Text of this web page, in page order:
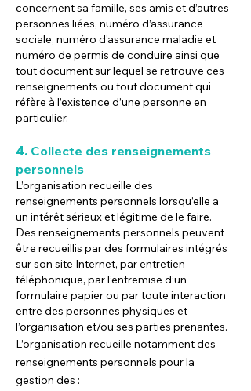
concernent sa famille, ses amis et d’autres
personnes liées, numéro d’assurance
sociale, numéro d’assurance maladie et
numéro de permis de conduire ainsi que
tout document sur lequel se retrouve ces
renseignements ou tout document qui
réfère à l’existence d’une personne en
particulier.
4. Collecte des renseignements
personnels
L’organisation recueille des
renseignements personnels lorsqu’elle a
un intérêt sérieux et légitime de le faire.
Des renseignements personnels peuvent
être recueillis par des formulaires intégrés
sur son site Internet, par entretien
téléphonique, par l’entremise d’un
formulaire papier ou par toute interaction
entre des personnes physiques et
l’organisation et/ou ses parties prenantes.
L’organisation recueille notamment des
renseignements personnels pour la
gestion des :